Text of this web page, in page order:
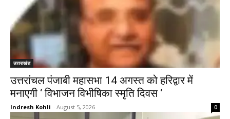
उत्तराखंड
उत्तरांचल पंजाबी महासभा 14 अगस्त को हरिद्वार में
मनाएगी ‘ विभाजन विभीषिका स्मृति दिवस ‘
Indresh Kohli - August 5, 2026 0